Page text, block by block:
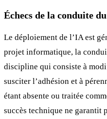
Échecs de la conduite
Le déploiement de l’IA est
projet informatique, la
discipline qui consiste à
susciter l’adhésion et à
étant absente ou traitée
succès technique ne garantit